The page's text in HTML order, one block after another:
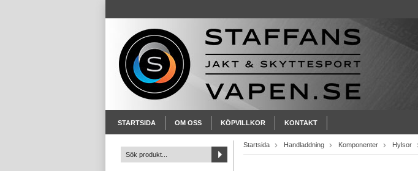
STARTSIDA OM OSS KÖPVILLKOR KONTAKT
Startsida Handladdning Komponenter Hylsor